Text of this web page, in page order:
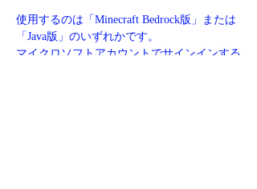
使用するのは「Minecraft Bedrock版」または
「Java版」のいずれかです。
マイクロソフトアカウントでサインインする